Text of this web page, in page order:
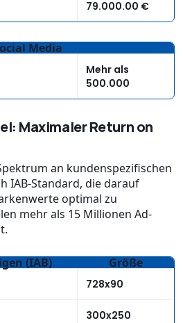
79.000.00 €
Media
Mehr als
500.000
Maximaler Return on
an kundenspezifischen
IAB-Standard, die darauf
optimal zu
mehr als 15 Millionen Ad-
(IAB) Größe
728x90
300x250